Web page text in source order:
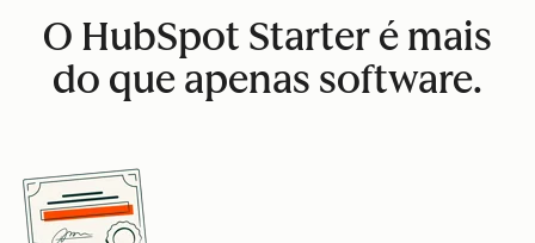
O HubSpot Starter é mais
do que apenas software.